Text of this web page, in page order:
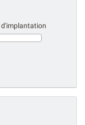
d'implantation